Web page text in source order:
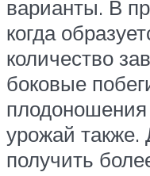
варианты. В
когда
количество
боковые
урожай также.
получить